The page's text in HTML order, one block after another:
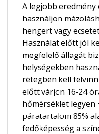
A legjobb
használjon
hengert vagy
Használat előtt jól
megfelelő állagát
helységekben
rétegben kell
előtt várjon 16-24
hőmérséklet legyen
páratartalom 85%
fedőképesség a